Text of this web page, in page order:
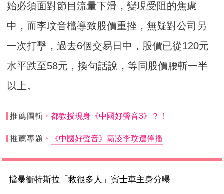
始必須面對節目流量下滑，變現受阻的焦慮
中，而李玟音檔導致股價重挫，無疑對公司另
一次打擊，過去6個交易日中，股價已從120元
水平跌至58元，換句話說，等同股價腰斬一半
以上。
推薦圖輯 都教授現身《中國好聲音3》？！
推薦專題 《中國好聲音》霸凌李玟遭停播
擋暴衝特斯拉「救很多人」賓士車主身分曝